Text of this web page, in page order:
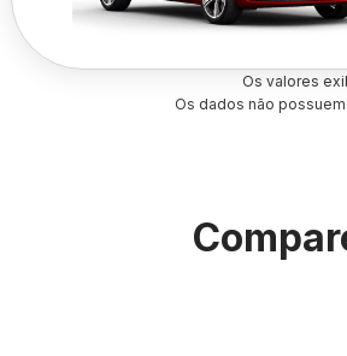
Os valores
Os dados não